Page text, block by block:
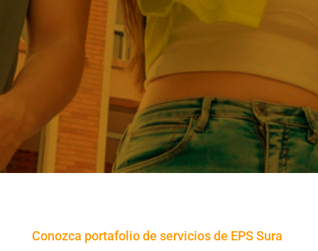
Conozca portafolio de servicios de EPS Sura